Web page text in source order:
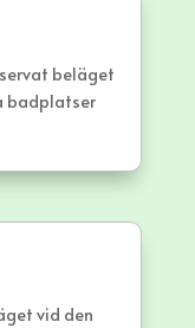
beläget
badplatser
och
vid den